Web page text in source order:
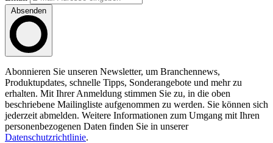
Absenden
Abonnieren Sie unseren Newsletter, um Branchennews,
Produktupdates, schnelle Tipps, Sonderangebote und mehr zu
erhalten. Mit Ihrer Anmeldung stimmen Sie zu, in die oben
beschriebene Mailingliste aufgenommen zu werden. Sie können sich
jederzeit abmelden. Weitere Informationen zum Umgang mit Ihren
personenbezogenen Daten finden Sie in unserer
Datenschutzrichtlinie.